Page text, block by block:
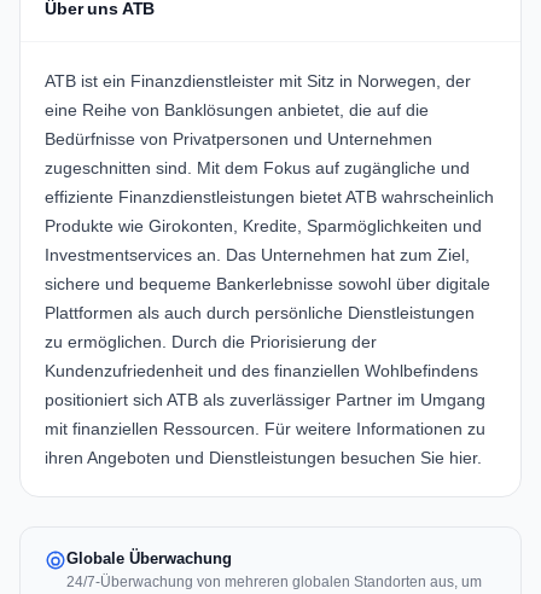
Über uns ATB
ATB ist ein Finanzdienstleister mit Sitz in Norwegen, der
eine Reihe von Banklösungen anbietet, die auf die
Bedürfnisse von Privatpersonen und Unternehmen
zugeschnitten sind. Mit dem Fokus auf zugängliche und
effiziente Finanzdienstleistungen bietet ATB wahrscheinlich
Produkte wie Girokonten, Kredite, Sparmöglichkeiten und
Investmentservices an. Das Unternehmen hat zum Ziel,
sichere und bequeme Bankerlebnisse sowohl über digitale
Plattformen als auch durch persönliche Dienstleistungen
zu ermöglichen. Durch die Priorisierung der
Kundenzufriedenheit und des finanziellen Wohlbefindens
positioniert sich ATB als zuverlässiger Partner im Umgang
mit finanziellen Ressourcen. Für weitere Informationen zu
ihren Angeboten und Dienstleistungen besuchen Sie hier.
Globale Überwachung
24/7-Überwachung von mehreren globalen Standorten aus, um